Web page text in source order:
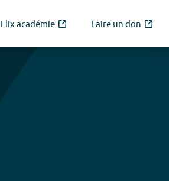
Elix académie Faire un don